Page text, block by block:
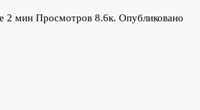
2 мин Просмотров 8.6к. Опубликовано